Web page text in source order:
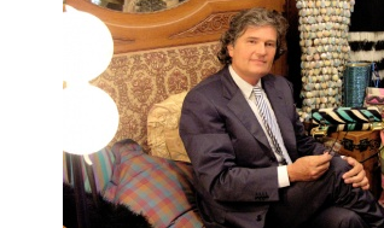
Отели
Милан